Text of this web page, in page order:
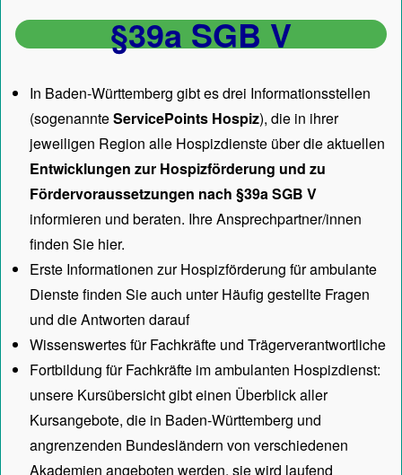
§39a SGB V
In Baden-Württemberg gibt es drei Informationsstellen
(sogenannteServicePoints Hospiz), die in ihrer
jeweiligen Region alle Hospizdienste über die aktuellen
Entwicklungen zur Hospizförderung und zu
Fördervoraussetzungen nach §39a SGB V
informieren und beraten. Ihre Ansprechpartner/innen
finden Sie hier.
Erste Informationen zur Hospizförderung für ambulante
Dienste finden Sie auch unterHäufig gestellte Fragen
und die Antworten darauf
Wissenswertes für Fachkräfte und Trägerverantwortliche
Fortbildung für Fachkräfte im ambulanten Hospizdienst:
unsere Kursübersichtgibt einen Überblick aller
Kursangebote, die in Baden-Württemberg und
angrenzenden Bundesländern von verschiedenen
Akademien angeboten werden, sie wird laufend